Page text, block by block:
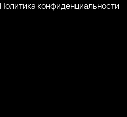
Политика конфиденциальности